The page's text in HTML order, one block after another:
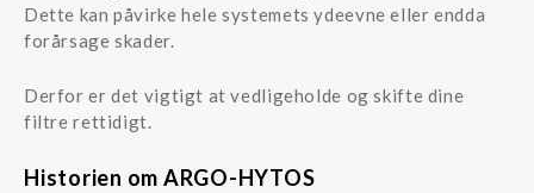
Dette kan påvirke hele systemets ydeevne eller endda
forårsage skader.
Derfor er det vigtigt at vedligeholde og skifte dine
filtre rettidigt.
Historien om ARGO-HYTOS